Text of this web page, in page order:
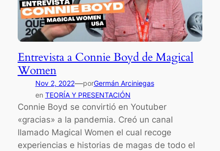
Entrevista a Connie Boyd de Magical
Women
Nov 2, 2022—porGermán Arciniegas
en TEORÍA Y PRESENTACIÓN
Connie Boyd se convirtió en Youtuber
«gracias» a la pandemia. Creó un canal
llamado Magical Women el cual recoge
experiencias e historias de magas de todo el